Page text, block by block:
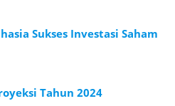
Sukses Investasi Saham
Tahun 2024